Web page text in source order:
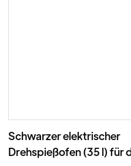
Schwarzer elektrischer
Drehspießofen (35 l) für